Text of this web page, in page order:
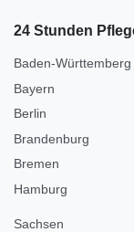
24 Stunden
Baden-Württemberg
Bayern
Berlin
Brandenburg
Bremen
Hamburg
Sachsen